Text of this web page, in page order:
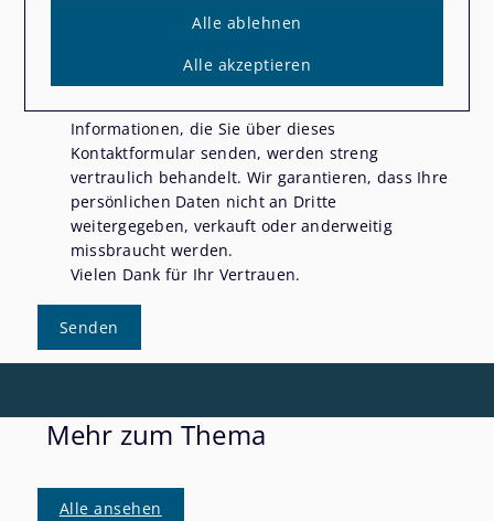
Mit diesem Haken bestätigen Sie, dass Sie die
Datenschutzerklärung
zur Kenntnis genommen
Informationen, die Sie über dieses
Kontaktformular senden, werden streng
vertraulich behandelt. Wir garantieren, dass Ihre
persönlichen Daten nicht an Dritte
weitergegeben, verkauft oder anderweitig
missbraucht werden.
Vielen Dank für Ihr Vertrauen.
Senden
Mehr zum Thema
Alle ansehen
Alle ablehnen
Alle akzeptieren